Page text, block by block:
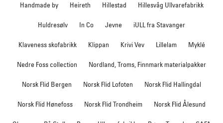
Handmade by Heireth Hillestad Hillesvåg Ullvarefabrikk
Huldresølv In Co Jevne iULL fra Stavanger
Klaveness skofabrikk Klippan Krivi Vev Lillelam Myklé
Nedre Foss collection Nordland, Troms, Finnmark materialpakker
Norsk Flid Bergen Norsk Flid Lofoten Norsk Flid Hallingdal
Norsk Flid Hønefoss Norsk Flid Trondheim Norsk Flid Ålesund